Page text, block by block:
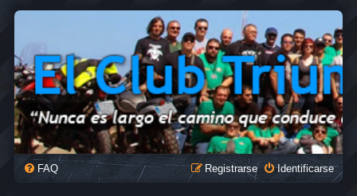
FAQ Identificarse
Registrarse